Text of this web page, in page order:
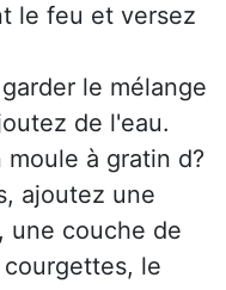
le feu et versez
le mélange
de l'eau.
à gratin d?
ajoutez une
une couche de
le